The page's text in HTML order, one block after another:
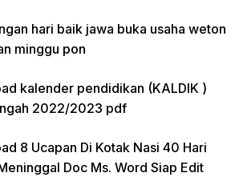
hari baik jawa buka usaha weton
minggu pon
kalender pendidikan (KALDIK )
2022/2023 pdf
8 Ucapan Di Kotak Nasi 40 Hari
Doc Ms. Word Siap Edit